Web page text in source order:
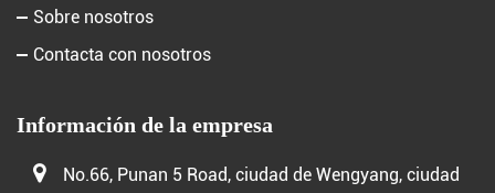
Sobre nosotros
Contacta con nosotros
Información de la empresa
No.66, Punan 5 Road, ciudad de Wengyang, ciudad